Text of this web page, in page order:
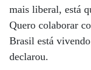
mais liberal, está
Quero colaborar
Brasil está
declarou.